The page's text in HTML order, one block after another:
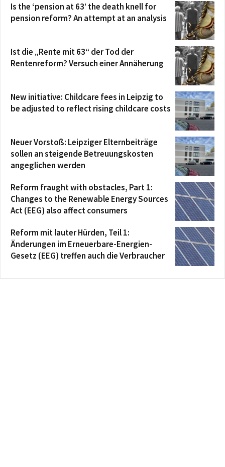
Is the ‘pension at 63’ the death knell for
pension reform? An attempt at an analysis
Ist die „Rente mit 63“ der Tod der
Rentenreform? Versuch einer Annäherung
New initiative: Childcare fees in Leipzig to
be adjusted to reflect rising childcare costs
Neuer Vorstoß: Leipziger Elternbeiträge
sollen an steigende Betreuungskosten
angeglichen werden
Reform fraught with obstacles, Part 1:
Changes to the Renewable Energy Sources
Act (EEG) also affect consumers
Reform mit lauter Hürden, Teil 1:
Änderungen im Erneuerbare-Energien-
Gesetz (EEG) treffen auch die Verbraucher